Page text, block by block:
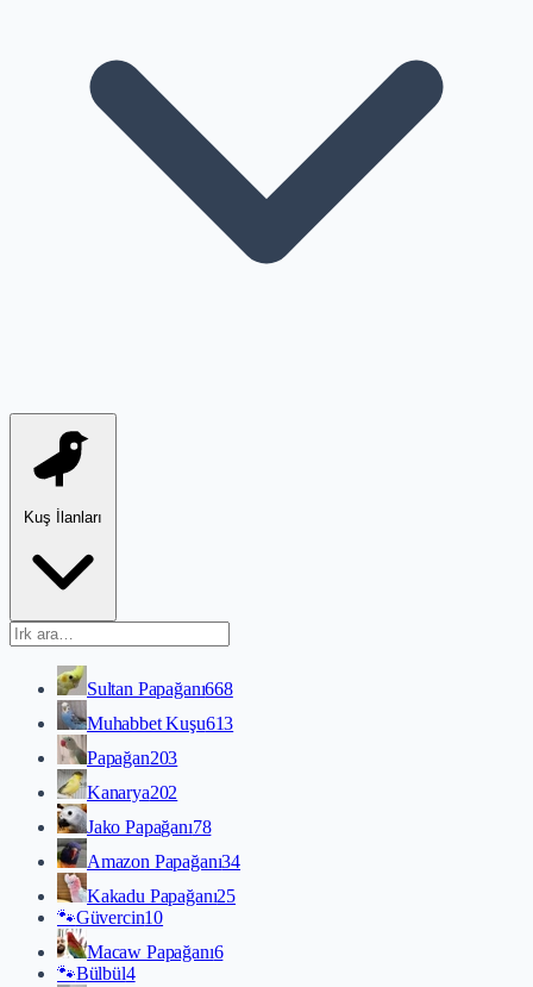
Kuş İlanları
Sultan Papağanı668
Muhabbet Kuşu613
Papağan203
Kanarya202
Jako Papağanı78
Amazon Papağanı34
Kakadu Papağanı25
🐾Güvercin10
Macaw Papağanı6
🐾Bülbül4